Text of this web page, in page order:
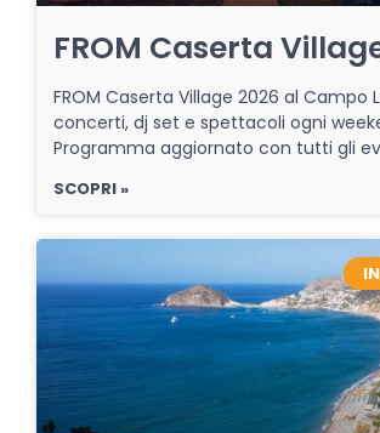
FROM Caserta
FROM Caserta Village 2026 al Campo
concerti, dj set e spettacoli ogni
Programma aggiornato con tutti gli
SCOPRI »